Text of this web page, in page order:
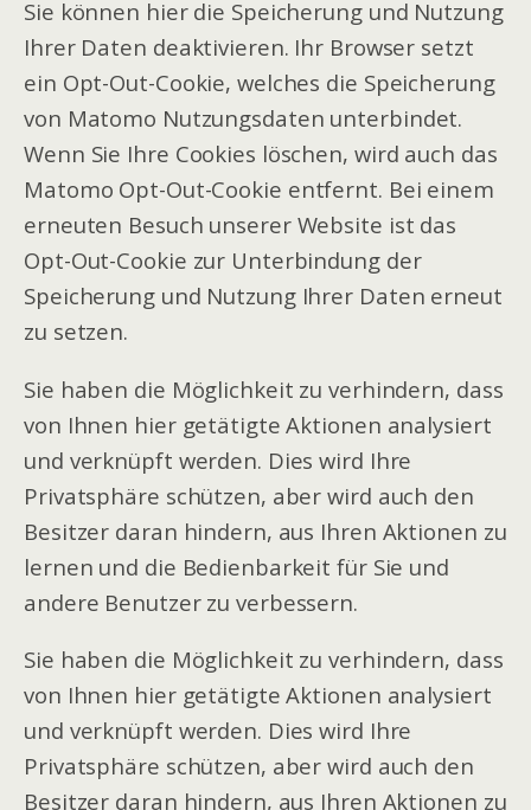
Sie können hier die Speicherung und Nutzung
Ihrer Daten deaktivieren. Ihr Browser setzt
ein Opt-Out-Cookie, welches die Speicherung
von Matomo Nutzungsdaten unterbindet.
Wenn Sie Ihre Cookies löschen, wird auch das
Matomo Opt-Out-Cookie entfernt. Bei einem
erneuten Besuch unserer Website ist das
Opt-Out-Cookie zur Unterbindung der
Speicherung und Nutzung Ihrer Daten erneut
zu setzen.
Sie haben die Möglichkeit zu verhindern, dass
von Ihnen hier getätigte Aktionen analysiert
und verknüpft werden. Dies wird Ihre
Privatsphäre schützen, aber wird auch den
Besitzer daran hindern, aus Ihren Aktionen zu
lernen und die Bedienbarkeit für Sie und
andere Benutzer zu verbessern.
Sie haben die Möglichkeit zu verhindern, dass
von Ihnen hier getätigte Aktionen analysiert
und verknüpft werden. Dies wird Ihre
Privatsphäre schützen, aber wird auch den
Besitzer daran hindern, aus Ihren Aktionen zu